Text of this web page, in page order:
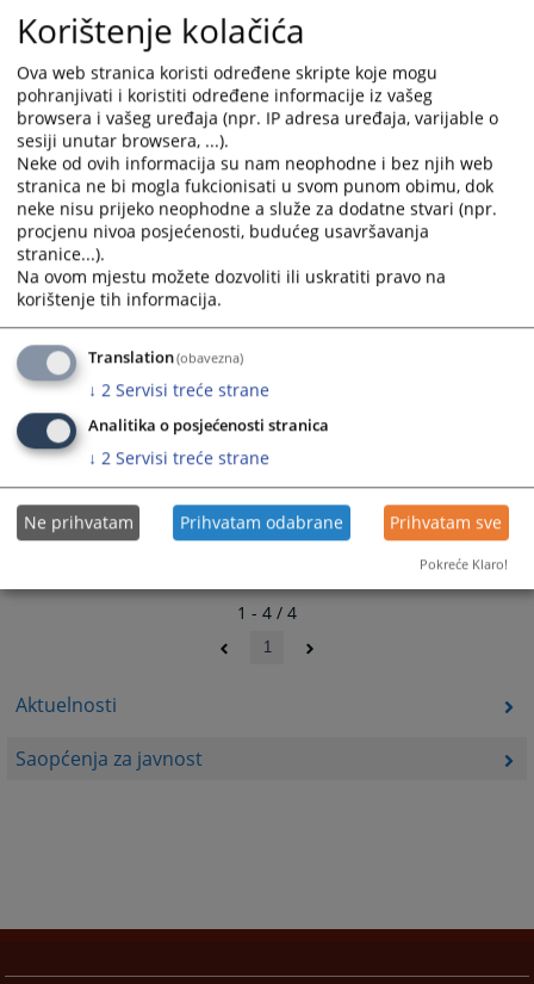
Aktuelnosti
Saopćenja za javnost
date.
Press
the
question
mark
key
to
get
the
keyboard
shortcuts
for
changing
dates.
date.
Press
the
question
mark
key
to
get
the
shortcuts
for
changing
dates.
Obavijest o testiranju
16.09.2025.
Potvrđena Presuda Općinskog suda u
Tešnju broj: 39 0 K 069213 24 K 2 od
05.09.2024.godine
Potvrđena Presuda Općinskog suda u Tešnju broj: 39 0 K
069213 24 K 2 od 05.09.2024.godine
10.03.2025.
Obavještenje
Obavještavamo sve zainteresovane stranke da je od
30.01.2017.godine...
1 - 4 / 4
1
Korištenje kolačića
Ova web stranica koristi određene skripte koje mogu
pohranjivati i koristiti određene informacije iz vašeg
browsera i vašeg uređaja (npr. IP adresa uređaja, varijable o
sesiji unutar browsera, ...).
Neke od ovih informacija su nam neophodne i bez njih web
stranica ne bi mogla fukcionisati u svom punom obimu, dok
neke nisu prijeko neophodne a služe za dodatne stvari (npr.
procjenu nivoa posjećenosti, budućeg usavršavanja
stranice...).
Na ovom mjestu možete dozvoliti ili uskratiti pravo na
korištenje tih informacija.
Translation(obavezna)
↓ 2 Servisi treće strane
Analitika o posjećenosti stranica
↓ 2 Servisi treće strane
Ne prihvatam Prihvatam odabrane Prihvatam sve
Pokreće Klaro!